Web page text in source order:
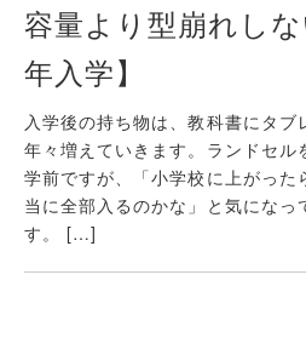
容量より型崩れし
年入学】
入学後の持ち物は、教科書にタブ
年々増えていきます。ランドセル
学前ですが、「小学校に上がった
当に全部入るのかな」と気になっ
す。 […]